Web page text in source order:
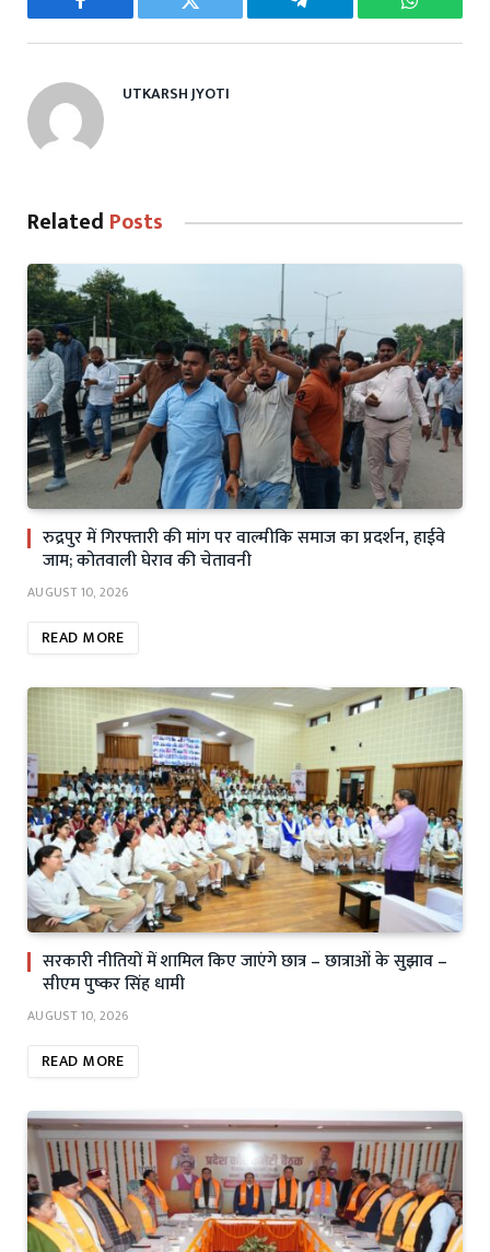
Facebook Twitter Telegram
UTKARSH JYOTI
Related Posts
रुद्रपुर में गिरफ्तारी की मांग पर वाल्मीकि समाज का प्रदर्शन, हाईवे
जाम; कोतवाली घेराव की चेतावनी
AUGUST 10, 2026
READ MORE
सरकारी नीतियों में शामिल किए जाएंगे छात्र – छात्राओं के सुझाव –
सीएम पुष्कर सिंह धामी
AUGUST 10, 2026
READ MORE